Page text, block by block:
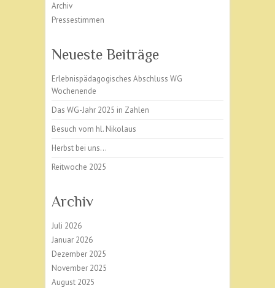
Archiv
Pressestimmen
Neueste Beiträge
Erlebnispädagogisches Abschluss WG
Wochenende
Das WG-Jahr 2025 in Zahlen
Besuch vom hl. Nikolaus
Herbst bei uns…
Reitwoche 2025
Archiv
Juli 2026
Januar 2026
Dezember 2025
November 2025
August 2025